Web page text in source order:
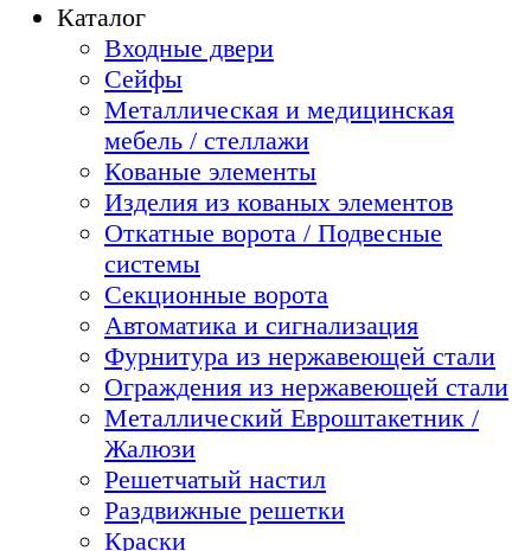
Каталог
Входные двери
Сейфы
Металлическая и медицинская
мебель / стеллажи
Кованые элементы
Изделия из кованых элементов
Откатные ворота / Подвесные
системы
Секционные ворота
Автоматика и сигнализация
Фурнитура из нержавеющей стали
Ограждения из нержавеющей стали
Металлический Евроштакетник /
Жалюзи
Решетчатый настил
Раздвижные решетки
Краски